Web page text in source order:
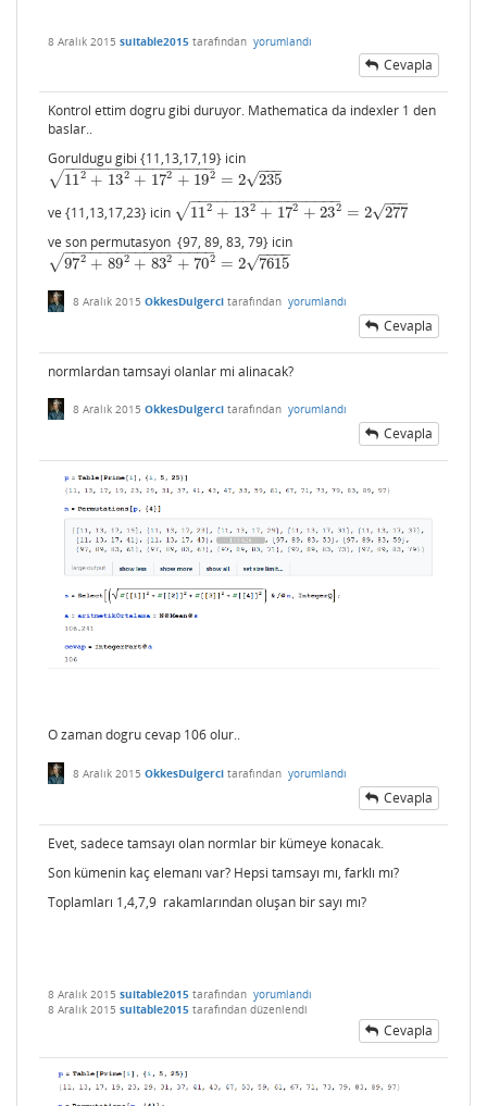
8 Aralık 2015 suitable2015 tarafından yorumlandı
Cevapla
Kontrol ettim dogru gibi duruyor. Mathematica da indexler 1 den
baslar..
Goruldugu gibi {11,13,17,19} icin
112 + 132 + 172 + 192
− −
−−−−−−−−−−−−−−−
√ = 2 235
−−
−
√
112+132+ 172 +192=2 235
ve {11,13,17,23} icin
112 + 132 + 172 + 232
− −
−−−−−−−−−−−−−−−
√ = 2 277
−−
−
√
112+132+ 172 +232=2 277
ve son permutasyon {97, 89, 83, 79} icin
972 + 892 + 832 + 702
− −
−−−−−−−−−−−−−−−
√ = 2 7615
− −
−−
√
972+892+832 +702=2 7615
8 Aralık 2015 OkkesDulgerci tarafından yorumlandı
Cevapla
normlardan tamsayi olanlar mi alinacak?
8 Aralık 2015 OkkesDulgerci tarafından yorumlandı
Cevapla
O zaman dogru cevap 106 olur..
8 Aralık 2015 OkkesDulgerci tarafından yorumlandı
Cevapla
Evet, sadece tamsayı olan normlar bir kümeye konacak.
Son kümenin kaç elemanı var? Hepsi tamsayı mı, farklı mı?
Toplamları 1,4,7,9 rakamlarından oluşan bir sayı mı?
8 Aralık 2015 suitable2015 tarafından yorumlandı
8 Aralık 2015 suitable2015 tarafından düzenlendi
Cevapla